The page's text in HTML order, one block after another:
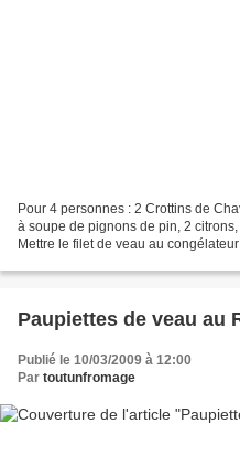
Pour 4 personnes : 2 Crottins de
à soupe de pignons de pin, 2
Mettre le filet de veau au
Paupiettes de veau au
Publié le 10/03/2009 à 12:00
Par toutunfromage